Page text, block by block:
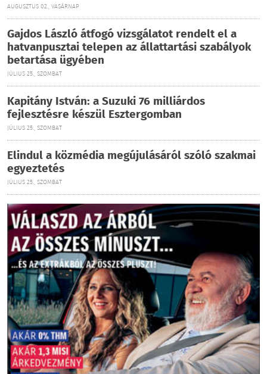
AUGUSZTUS 02., VASÁRNAP
Gajdos László átfogó vizsgálatot rendelt el a
hatvanpusztai telepen az állattartási szabályok
betartása ügyében
JÚLIUS 25., SZOMBAT
Kapitány István: a Suzuki 76 milliárdos
fejlesztésre készül Esztergomban
JÚLIUS 25., SZOMBAT
Elindul a közmédia megújulásáról szóló szakmai
egyeztetés
JÚLIUS 25., SZOMBAT